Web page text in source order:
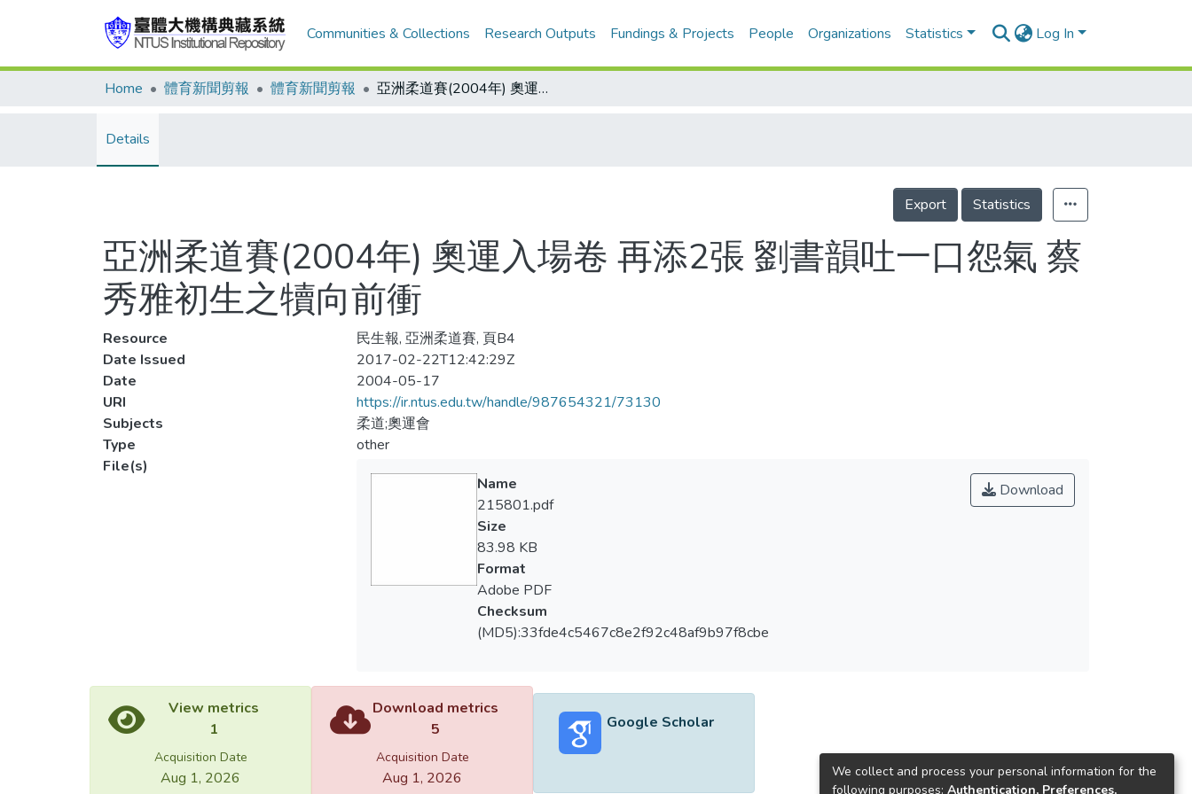
Communities & Collections Research Outputs Fundings & Projects People Organizations Statistics Log In
Home 體育新聞剪報 體育新聞剪報 亞洲柔道賽(2004年) 奧運入場卷 再添2張 劉書韻吐一口怨氣 蔡秀雅初生之犢向前衝
Details
Export Statistics
亞洲柔道賽(2004年) 奧運入場卷 再添2張 劉書韻吐一口怨氣 蔡
秀雅初生之犢向前衝
Resource
民生報, 亞洲柔道賽, 頁B4
Date Issued
2017-02-22T12:42:29Z
Date
2004-05-17
URI
https://ir.ntus.edu.tw/handle/987654321/73130
Subjects
柔道;奧運會
Type
other
File(s)
Download
Name
215801.pdf
Size
83.98 KB
Format
Adobe PDF
Checksum
(MD5):33fde4c5467c8e2f92c48af9b97f8cbe
View metrics
1
Acquisition Date
Aug 1, 2026
Download metrics
5
Acquisition Date
Aug 1, 2026
Google Scholar
We collect and process your personal information for the
following purposes: Authentication, Preferences,